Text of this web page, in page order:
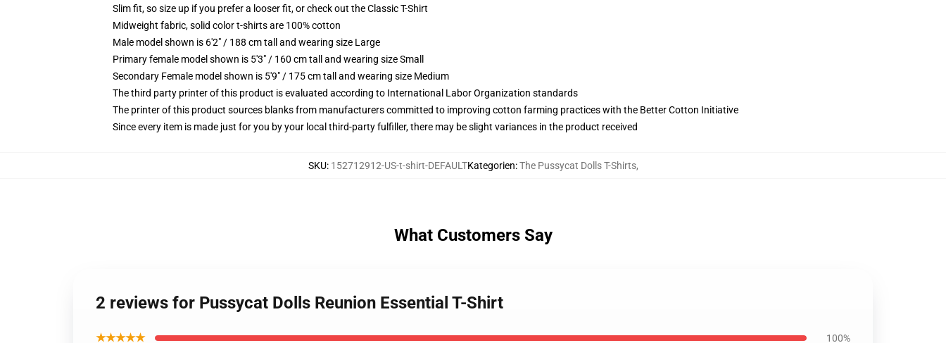
Slim fit, so size up if you prefer a looser fit, or check out the Classic T-Shirt
Midweight fabric, solid color t-shirts are 100% cotton
Male model shown is 6'2" / 188 cm tall and wearing size Large
Primary female model shown is 5'3" / 160 cm tall and wearing size Small
Secondary Female model shown is 5'9" / 175 cm tall and wearing size Medium
The third party printer of this product is evaluated according to International Labor Organization standards
The printer of this product sources blanks from manufacturers committed to improving cotton farming practices with the Better Cotton Initiative
Since every item is made just for you by your local third-party fulfiller, there may be slight variances in the product received
SKU: 152712912-US-t-shirt-DEFAULTKategorien:The Pussycat Dolls T-Shirts,
What Customers Say
2 reviews for Pussycat Dolls Reunion Essential T-Shirt
★★★★★ 100%